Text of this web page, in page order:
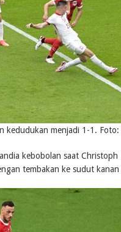
kedudukan menjadi 1-1. Foto:
kebobolan saat
tembakan ke sudut